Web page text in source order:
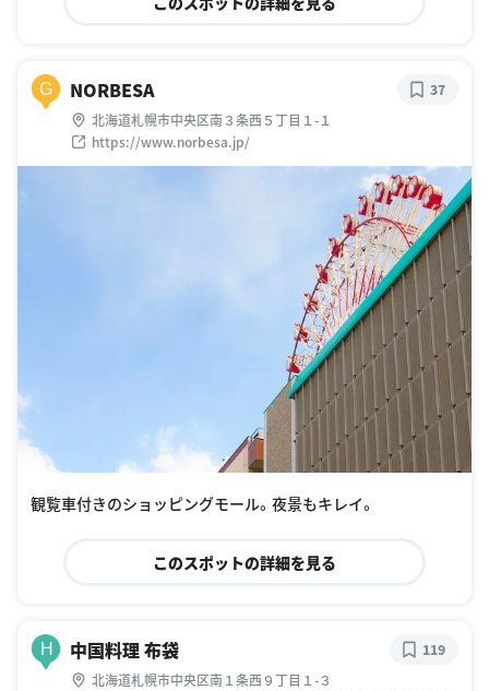
G NORBESA
北海道札幌市中央区南３条西５丁目１-１
https://www.norbesa.jp/
37
観覧車付きのショッピングモール。夜景もキレイ。
このスポットの詳細を見る
H 中国料理 布袋
北海道札幌市中央区南１条西９丁目１-３
119